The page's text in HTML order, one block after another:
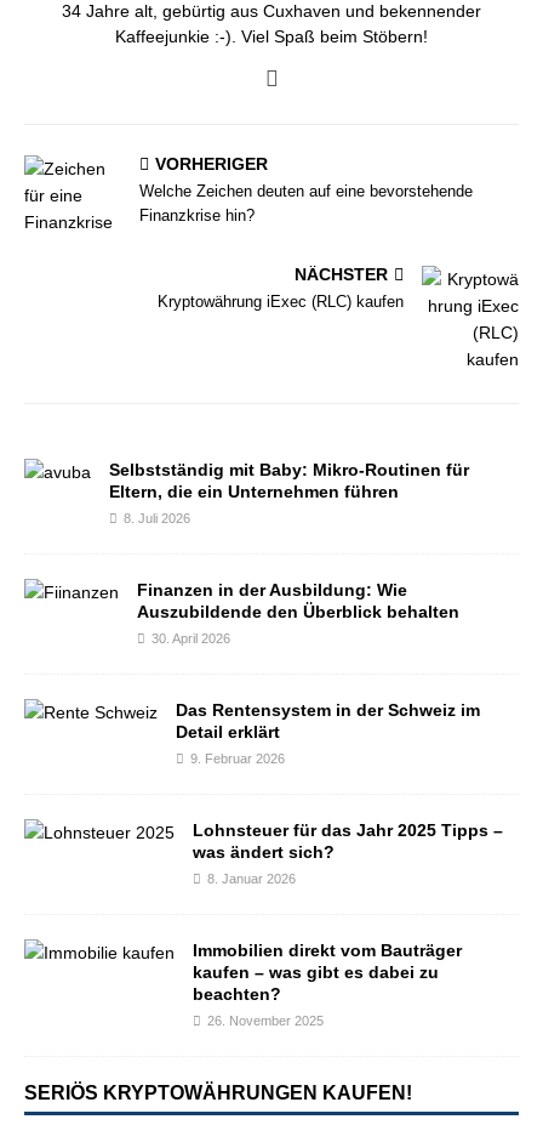
34 Jahre alt, gebürtig aus Cuxhaven und bekennender
Kaffeejunkie :-). Viel Spaß beim Stöbern!
VORHERIGER
Welche Zeichen deuten auf eine bevorstehende
Finanzkrise hin?
NÄCHSTER
Kryptowährung iExec (RLC) kaufen
Selbstständig mit Baby: Mikro-Routinen für
Eltern, die ein Unternehmen führen
8. Juli 2026
Finanzen in der Ausbildung: Wie
Auszubildende den Überblick behalten
30. April 2026
Das Rentensystem in der Schweiz im
Detail erklärt
9. Februar 2026
Lohnsteuer für das Jahr 2025 Tipps –
was ändert sich?
8. Januar 2026
Immobilien direkt vom Bauträger
kaufen – was gibt es dabei zu
beachten?
26. November 2025
SERIÖS KRYPTOWÄHRUNGEN KAUFEN!